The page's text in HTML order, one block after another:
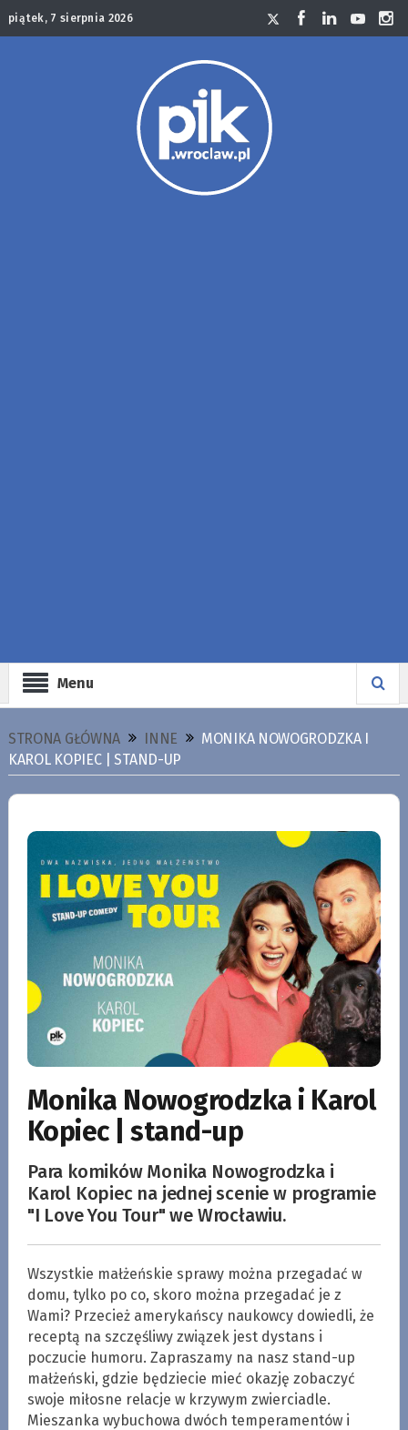
piątek, 7 sierpnia 2026
Menu
STRONA GŁÓWNA INNE
MONIKA NOWOGRODZKA I
KAROL KOPIEC | STAND-UP
Monika Nowogrodzka i Karol
Kopiec | stand-up
Para komików Monika Nowogrodzka i
Karol Kopiec na jednej scenie w programie
"I Love You Tour" we Wrocławiu.
Wszystkie małżeńskie sprawy można przegadać w
domu, tylko po co, skoro można przegadać je z
Wami? Przecież amerykańscy naukowcy dowiedli, że
receptą na szczęśliwy związek jest dystans i
poczucie humoru. Zapraszamy na nasz stand-up
małżeński, gdzie będziecie mieć okazję zobaczyć
swoje miłosne relacje w krzywym zwierciadle.
Mieszanka wybuchowa dwóch temperamentów i